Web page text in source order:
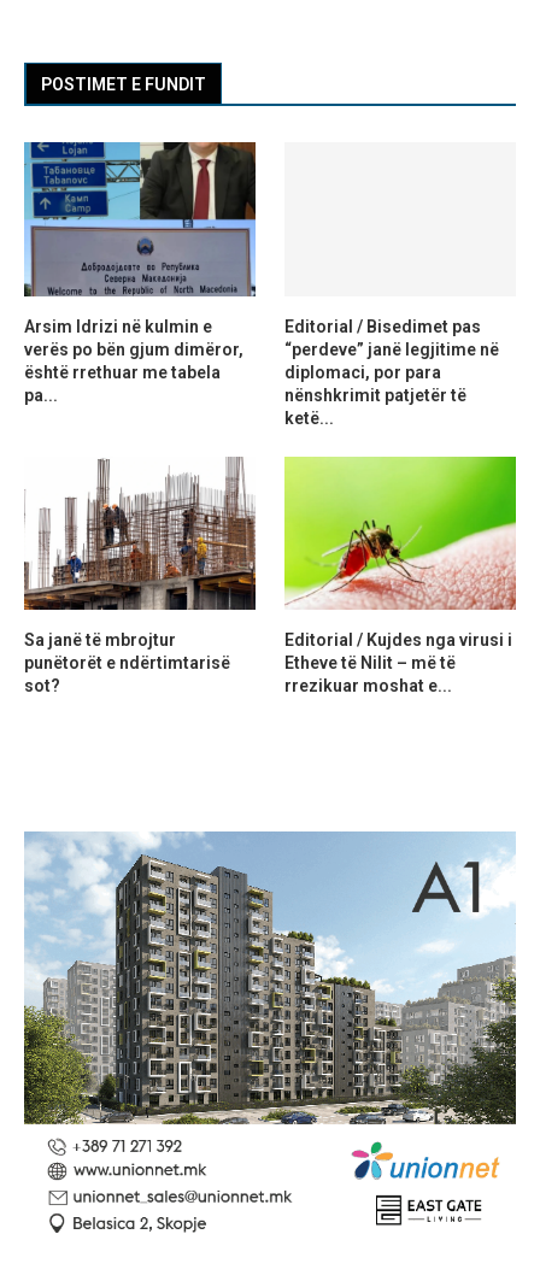
POSTIMET E FUNDIT
Arsim Idrizi në kulmin e
verës po bën gjum dimëror,
është rrethuar me tabela
pa...
Editorial / Bisedimet pas
“perdeve” janë legjitime në
diplomaci, por para
nënshkrimit patjetër të
ketë...
Sa janë të mbrojtur
punëtorët e ndërtimtarisë
sot?
Editorial / Kujdes nga virusi i
Etheve të Nilit – më të
rrezikuar moshat e...